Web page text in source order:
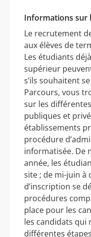
Informations sur
Le recrutement
aux élèves de
Les étudiants
supérieur
s’ils souhaitent
Parcours, vous
sur les
publiques et
établissements
procédure
informatisée. De
année, les
site ; de mi-juin
d’inscription se
procédures
place pour les
les candidats qui
différentes